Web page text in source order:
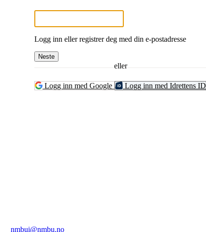
Logg inn eller registrer deg med din e-postadresse
Neste
eller
Logg inn med Google Logg inn med Idrettens ID
nmbui@nmbu.no